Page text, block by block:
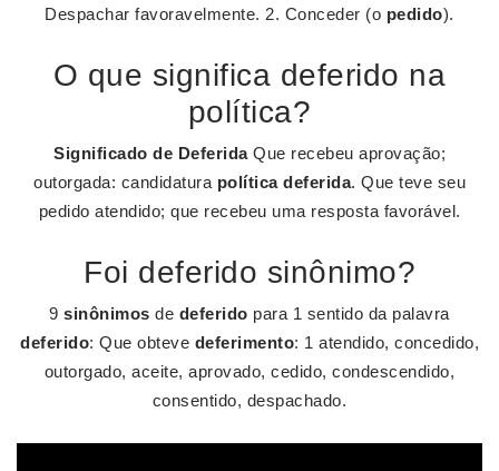
Despachar favoravelmente. 2. Conceder (o pedido).
O que significa deferido na
política?
Significado de DeferidaQue recebeu aprovação;
outorgada: candidatura política deferida. Que teve seu
pedido atendido; que recebeu uma resposta favorável.
Foi deferido sinônimo?
9sinônimos de deferido para 1 sentido da palavra
deferido: Que obteve deferimento: 1 atendido, concedido,
outorgado, aceite, aprovado, cedido, condescendido,
consentido, despachado.